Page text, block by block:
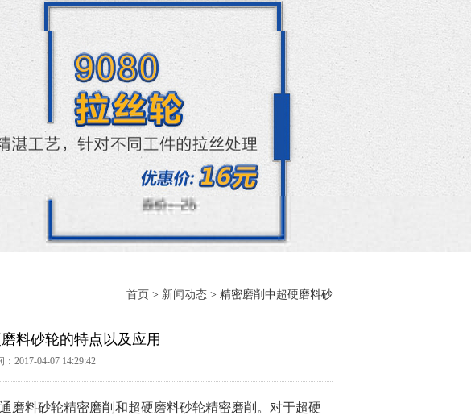
首页 > 新闻动态 > 精密磨削中超硬磨料砂
料砂轮的特点以及应用
：2017-04-07 14:29:42
料砂轮精密磨削和超硬磨料砂轮精密磨削。对于超硬